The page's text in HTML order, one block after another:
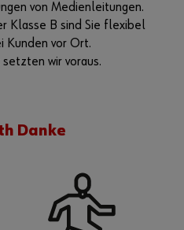
von Medienleitungen.
Klasse B sind Sie flexibel
Kunden vor Ort.
wir voraus.
Danke